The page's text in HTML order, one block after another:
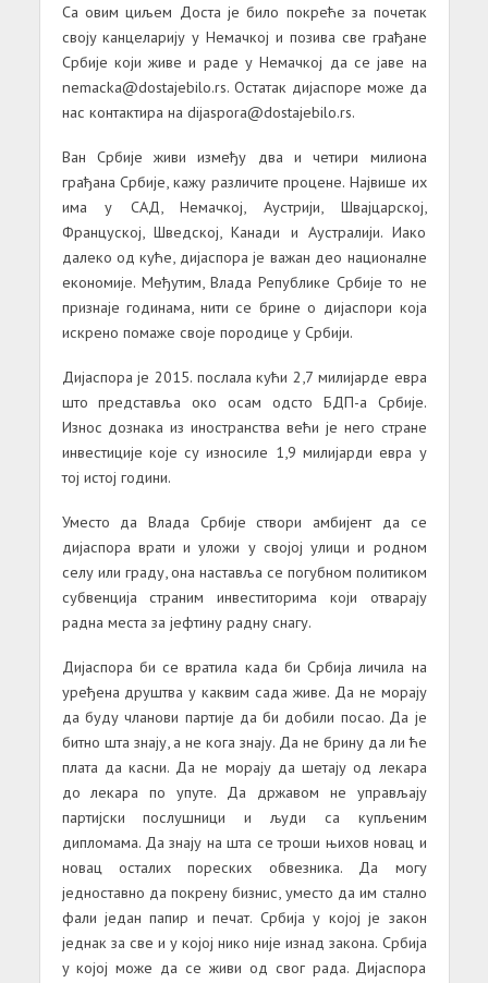
Са овим циљем Доста је било покреће за почетак
своју канцеларију у Немачкој и позива све грађане
Србије који живе и раде у Немачкој да се јаве на
nemacka@dostajebilo.rs. Остатак дијаспоре може да
нас контактира на dijaspora@dostajebilo.rs.
Ван Србије живи између два и четири милиона
грађана Србије, кажу различите процене. Највише их
има у САД, Немачкој, Аустрији, Швајцарској,
Француској, Шведској, Канади и Аустралији. Иако
далеко од куће, дијаспора је важан део националне
економије. Међутим, Влада Републике Србије то не
признаје годинама, нити се брине о дијаспори која
искрено помаже своје породице у Србији.
Дијаспора је 2015. послала кући 2,7 милијарде евра
што представља око осам одсто БДП-а Србије.
Износ дознака из иностранства већи је него стране
инвестиције које су износиле 1,9 милијарди евра у
тој истој години.
Уместо да Влада Србије створи амбијент да се
дијаспора врати и уложи у својој улици и родном
селу или граду, она наставља се погубном политиком
субвенција страним инвеститорима који отварају
радна места за јефтину радну снагу.
Дијаспора би се вратила када би Србија личила на
уређена друштва у каквим сада живе. Да не морају
да буду чланови партије да би добили посао. Да је
битно шта знају, а не кога знају. Да не брину да ли ће
плата да касни. Да не морају да шетају од лекара
до лекара по упуте. Да државом не управљају
партијски послушници и људи са купљеним
дипломама. Да знају на шта се троши њихов новац и
новац осталих пореских обвезника. Да могу
једноставно да покрену бизнис, уместо да им стално
фали један папир и печат. Србија у којој је закон
једнак за све и у којој нико није изнад закона. Србија
у којој може да се живи од свог рада. Дијаспора